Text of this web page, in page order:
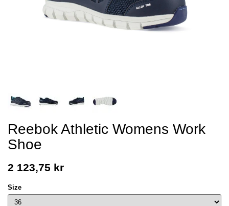
Reebok Athletic Womens Work
Shoe
2 123,75 kr
Size